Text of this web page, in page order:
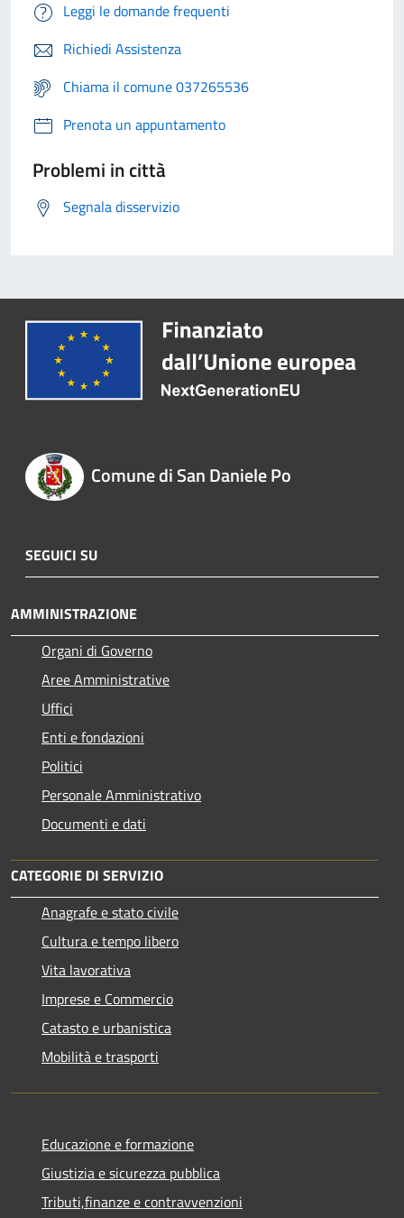
Leggi le domande frequenti
Richiedi Assistenza
Chiama il comune 037265536
Prenota un appuntamento
Problemi in città
Segnala disservizio
Comune di San Daniele Po
SEGUICI SU
AMMINISTRAZIONE
Organi di Governo
Aree Amministrative
Uffici
Enti e fondazioni
Politici
Personale Amministrativo
Documenti e dati
CATEGORIE DI SERVIZIO
Anagrafe e stato civile
Cultura e tempo libero
Vita lavorativa
Imprese e Commercio
Catasto e urbanistica
Mobilità e trasporti
Educazione e formazione
Giustizia e sicurezza pubblica
Tributi,finanze e contravvenzioni